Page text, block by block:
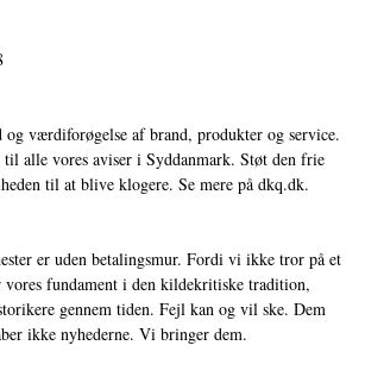
værdiforøgelse af brand, produkter og service.
alle vores aviser i Syddanmark. Støt den frie
til at blive klogere. Se mere på dkq.dk.
er uden betalingsmur. Fordi vi ikke tror på et
fundament i den kildekritiske tradition,
gennem tiden. Fejl kan og vil ske. Dem
ikke nyhederne. Vi bringer dem.